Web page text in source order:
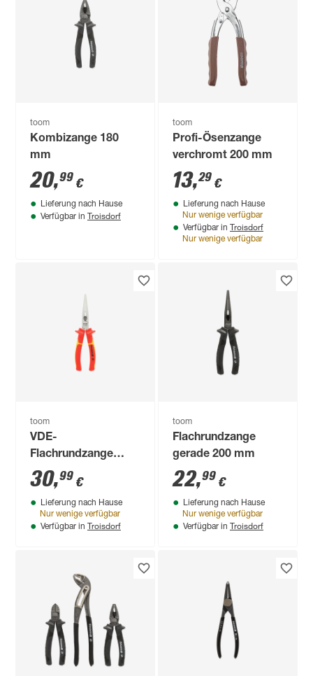
toom
Kombizange 180
mm
20,99 €
Lieferung nach Hause
Verfügbar in Troisdorf
toom
Profi-Ösenzange
verchromt 200 mm
13,29 €
Lieferung nach Hause
Nur wenige verfügbar
Verfügbar in Troisdorf
Nur wenige verfügbar
toom
VDE-
Flachrundzange
gerade 200 mm
30,99 €
Lieferung nach Hause
Nur wenige verfügbar
Verfügbar in Troisdorf
toom
Flachrundzange
gerade 200 mm
22,99 €
Lieferung nach Hause
Nur wenige verfügbar
Verfügbar in Troisdorf